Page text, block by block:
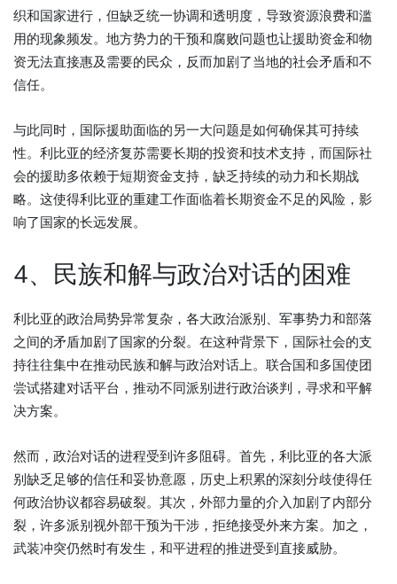
织和国家进行，但缺乏统一协调和透明度，导致资源浪费和滥
用的现象频发。地方势力的干预和腐败问题也让援助资金和物
资无法直接惠及需要的民众，反而加剧了当地的社会矛盾和不
信任。
与此同时，国际援助面临的另一大问题是如何确保其可持续
性。利比亚的经济复苏需要长期的投资和技术支持，而国际社
会的援助多依赖于短期资金支持，缺乏持续的动力和长期战
略。这使得利比亚的重建工作面临着长期资金不足的风险，影
响了国家的长远发展。
4、民族和解与政治对话的困难
利比亚的政治局势异常复杂，各大政治派别、军事势力和部落
之间的矛盾加剧了国家的分裂。在这种背景下，国际社会的支
持往往集中在推动民族和解与政治对话上。联合国和多国使团
尝试搭建对话平台，推动不同派别进行政治谈判，寻求和平解
决方案。
然而，政治对话的进程受到许多阻碍。首先，利比亚的各大派
别缺乏足够的信任和妥协意愿，历史上积累的深刻分歧使得任
何政治协议都容易破裂。其次，外部力量的介入加剧了内部分
裂，许多派别视外部干预为干涉，拒绝接受外来方案。加之，
武装冲突仍然时有发生，和平进程的推进受到直接威胁。